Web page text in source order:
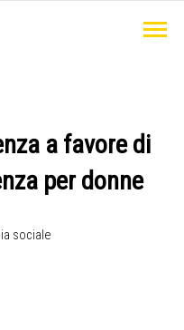
a favore di
per donne
sociale